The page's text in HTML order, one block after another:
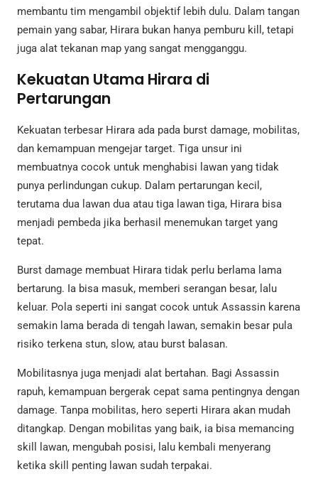
membantu tim mengambil objektif lebih dulu. Dalam tangan
pemain yang sabar, Hirara bukan hanya pemburu kill, tetapi
juga alat tekanan map yang sangat mengganggu.
Kekuatan Utama Hirara di
Pertarungan
Kekuatan terbesar Hirara ada pada burst damage, mobilitas,
dan kemampuan mengejar target. Tiga unsur ini
membuatnya cocok untuk menghabisi lawan yang tidak
punya perlindungan cukup. Dalam pertarungan kecil,
terutama dua lawan dua atau tiga lawan tiga, Hirara bisa
menjadi pembeda jika berhasil menemukan target yang
tepat.
Burst damage membuat Hirara tidak perlu berlama lama
bertarung. Ia bisa masuk, memberi serangan besar, lalu
keluar. Pola seperti ini sangat cocok untuk Assassin karena
semakin lama berada di tengah lawan, semakin besar pula
risiko terkena stun, slow, atau burst balasan.
Mobilitasnya juga menjadi alat bertahan. Bagi Assassin
rapuh, kemampuan bergerak cepat sama pentingnya dengan
damage. Tanpa mobilitas, hero seperti Hirara akan mudah
ditangkap. Dengan mobilitas yang baik, ia bisa memancing
skill lawan, mengubah posisi, lalu kembali menyerang
ketika skill penting lawan sudah terpakai.